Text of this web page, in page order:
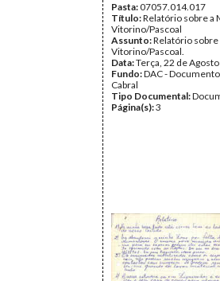
Pasta:07057.014.017
Título:Relatório sobre a
Vitorino/Pascoal
Assunto:Relatório sobre
Vitorino/Pascoal.
Data:Terça, 22 de
Fundo:DAC -
Cabral
Tipo Documental:
Página(s):3